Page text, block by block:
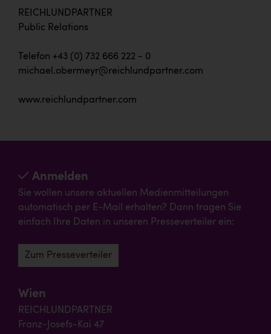
REICHLUNDPARTNER
Public Relations
Telefon +43 (0) 732 666 222 - 0
michael.obermeyr@reichlundpartner.com
www.reichlundpartner.com
Anmelden
Sie wollen unsere aktuellen Medienmitteilungen
automatisch per E-Mail erhalten? Dann tragen Sie
einfach Ihre Daten in unseren Presseverteiler ein:
Zum Presseverteiler
Wien
REICHLUNDPARTNER
Franz-Josefs-Kai 47